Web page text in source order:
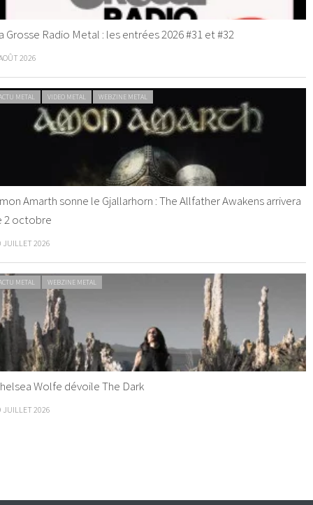
Grosse Radio Metal : les entrées 2026 #31 et #32
2026
METAL VIDEO METAL WEBZINE METAL
Amarth sonne le Gjallarhorn : The Allfather Awakens arrivera
2 octobre
JUILLET 2026
METAL WEBZINE METAL
Wolfe dévoile The Dark
JUILLET 2026